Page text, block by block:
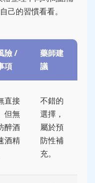
己的習慣看看。
險 /
項
藥師建
議
直接
但無
醉酒
酒精
不錯的
選擇，
屬於預
防性補
充。